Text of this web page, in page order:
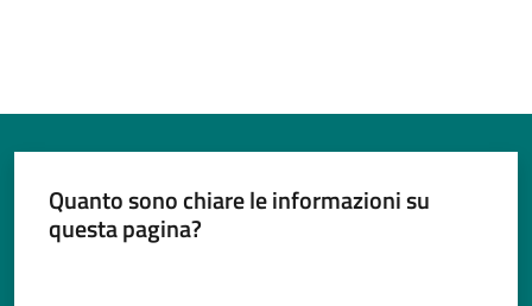
Quanto sono chiare le informazioni su
questa pagina?